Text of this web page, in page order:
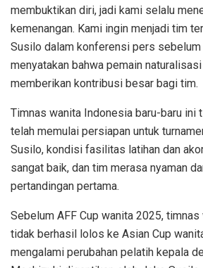
membuktikan diri, jadi kami selalu
kemenangan. Kami ingin menjadi tim
Susilo dalam konferensi pers sebelum
menyatakan bahwa pemain
memberikan kontribusi besar bagi tim.
Timnas wanita Indonesia baru-baru ini
telah memulai persiapan untuk
Susilo, kondisi fasilitas latihan dan
sangat baik, dan tim merasa nyaman
pertandingan pertama.
Sebelum AFF Cup wanita 2025,
tidak berhasil lolos ke Asian Cup
mengalami perubahan pelatih kepala